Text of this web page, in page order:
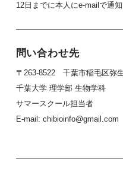
12日までに本人にe-mailで通知
問い合わせ先
〒263-8522 千葉市稲毛区弥
千葉大学 理学部 生物学科
サマースクール担当者
E-mail: chibioinfo@gmail.com